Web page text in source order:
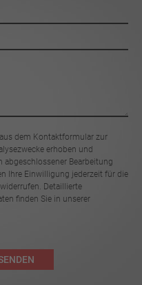
dem Kontaktformular zur
erhoben und
abgeschlossener Bearbeitung
Ihre Einwilligung jederzeit für die
widerrufen. Detaillierte
finden Sie in unserer